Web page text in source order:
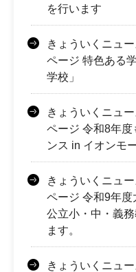
を行います
きょういくニュ
ページ 特色ある
学校」
きょういくニュ
ページ 令和8年
ンス in イオンモ
きょういくニュ
ページ 令和9年
公立小・中・義
ます。
きょういくニュ